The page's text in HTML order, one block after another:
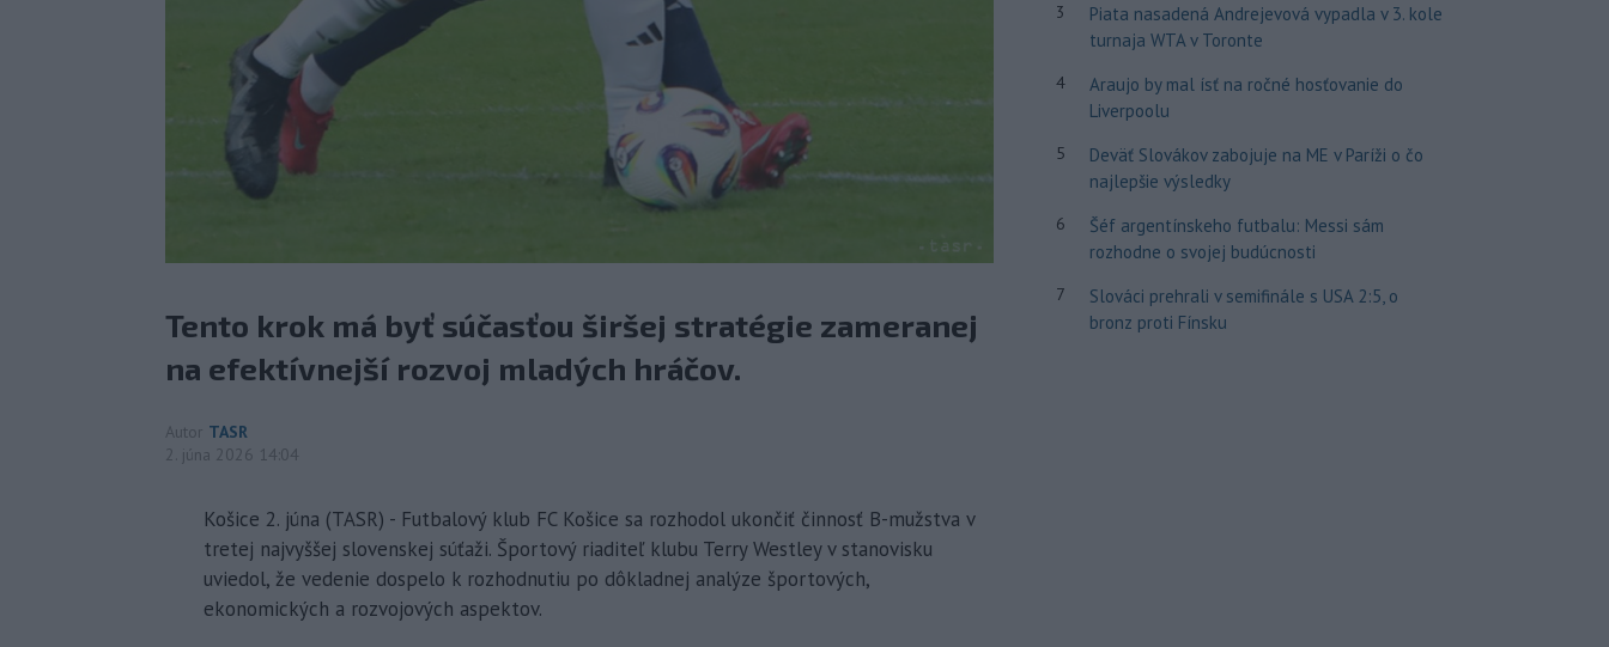
Tento krok má byť súčasťou širšej stratégie zameranej
na efektívnejší rozvoj mladých hráčov.
Autor TASR
2. júna 2026 14:04
Košice 2. júna (TASR) - Futbalový klub FC Košice sa rozhodol ukončiť činnosť B-mužstva v
tretej najvyššej slovenskej súťaži. Športový riaditeľ klubu Terry Westley v stanovisku
uviedol, že vedenie dospelo k rozhodnutiu po dôkladnej analýze športových,
ekonomických a rozvojových aspektov.
3
Piata nasadená Andrejevová vypadla v 3. kole
turnaja WTA v Toronte
4
Araujo by mal ísť na ročné hosťovanie do
Liverpoolu
5
Deväť Slovákov zabojuje na ME v Paríži o čo
najlepšie výsledky
6
Šéf argentínskeho futbalu: Messi sám
rozhodne o svojej budúcnosti
7
Slováci prehrali v semifinále s USA 2:5, o
bronz proti Fínsku